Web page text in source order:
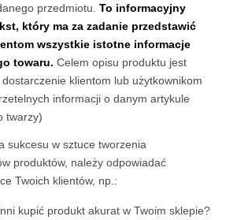
przedmiotu. To informacyjny
który ma za zadanie przedstawić
wszystkie istotne informacje
towaru. Celem opisu produktu jest
klientom lub użytkownikom
informacji o danym artykule
twarzy)
sukcesu w sztuce tworzenia
produktów, należy odpowiadać
Twoich klientów, np.:
kupić produkt akurat w Twoim sklepie?